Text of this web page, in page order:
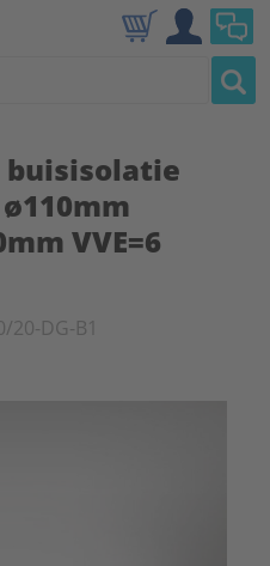
buisisolatie
ø110mm
VVE=6
20-DG-B1